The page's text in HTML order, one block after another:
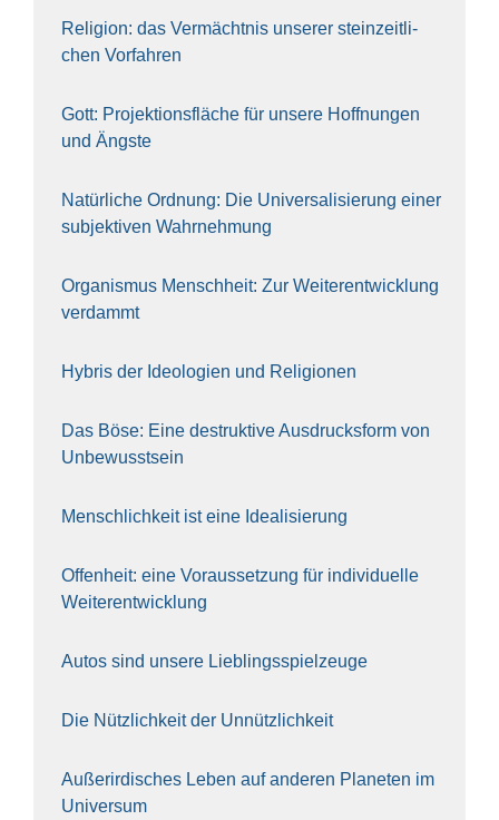
Reli­gi­on: das Ver­mächt­nis unse­rer stein­zeit­li­
chen Vor­fah­ren
Gott: Pro­jek­ti­ons­flä­che für unse­re Hoff­nun­gen
und Ängs­te
Natür­li­che Ord­nung: Die Uni­ver­sa­li­sie­rung einer
sub­jek­ti­ven Wahr­neh­mung
Orga­nis­mus Mensch­heit: Zur Wei­ter­ent­wick­lung
ver­dammt
Hybris der Ideo­lo­gien und Reli­gio­nen
Das Böse: Eine destruk­ti­ve Aus­drucks­form von
Unbe­wusst­sein
Mensch­lich­keit ist eine Idea­li­sie­rung
Offen­heit: eine Vor­aus­set­zung für indi­vi­du­el­le
Wei­ter­ent­wick­lung
Autos sind unse­re Lieb­lings­spiel­zeu­ge
Die Nütz­lich­keit der Unnütz­lich­keit
Außer­ir­di­sches Leben auf ande­ren Pla­ne­ten im
Uni­ver­sum